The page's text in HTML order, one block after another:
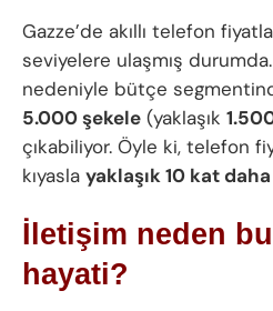
Gazze’de akıllı telefon
seviyelere ulaşmış
nedeniyle bütçe
5.000 şekele (yaklaşık
çıkabiliyor. Öyle ki, telefon
kıyasla yaklaşık 10 kat
İletişim neden
hayati?